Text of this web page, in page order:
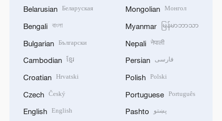
Belarusian Беларуская
Bengali বাংলা
Bulgarian Български
Cambodian ខ្មែរ
Croatian Hrvatski
Czech Český
English English
Mongolian Монгол
Myanmar မြန်မာဘာသာ
Nepali नेपाली
Persian فارسی
Polish Polski
Portuguese Português
Pashto پښتو